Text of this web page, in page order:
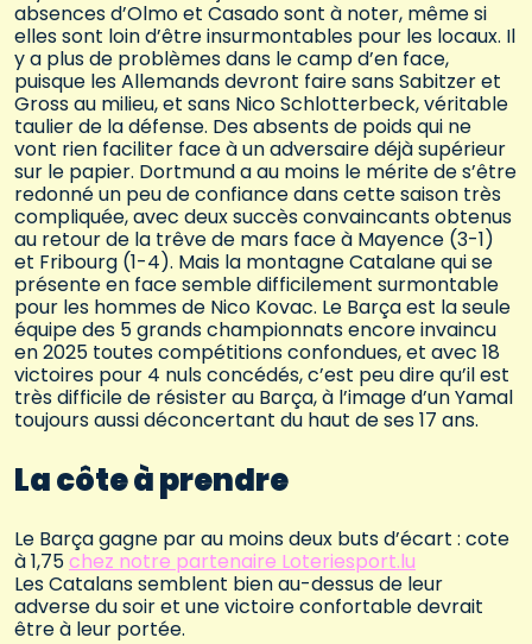
absences d’Olmo et Casado sont à noter, même si
elles sont loin d’être insurmontables pour les locaux. Il
y a plus de problèmes dans le camp d’en face,
puisque les Allemands devront faire sans Sabitzer et
Gross au milieu, et sans Nico Schlotterbeck, véritable
taulier de la défense. Des absents de poids qui ne
vont rien faciliter face à un adversaire déjà supérieur
sur le papier. Dortmund a au moins le mérite de s’être
redonné un peu de confiance dans cette saison très
compliquée, avec deux succès convaincants obtenus
au retour de la trêve de mars face à Mayence (3-1)
et Fribourg (1-4). Mais la montagne Catalane qui se
présente en face semble difficilement surmontable
pour les hommes de Nico Kovac. Le Barça est la seule
équipe des 5 grands championnats encore invaincu
en 2025 toutes compétitions confondues, et avec 18
victoires pour 4 nuls concédés, c’est peu dire qu’il est
très difficile de résister au Barça, à l’image d’un Yamal
toujours aussi déconcertant du haut de ses 17 ans.
La côte à prendre
Le Barça gagne par au moins deux buts d’écart : cote
à 1,75chez notre partenaire Loteriesport.lu
Les Catalans semblent bien au-dessus de leur
adverse du soir et une victoire confortable devrait
être à leur portée.